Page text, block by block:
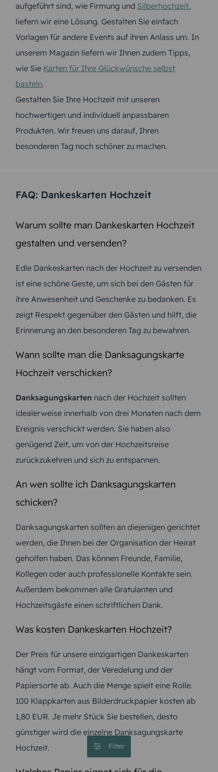
Filter
aufgeführt sind, wie Firmung und Silberhochzeit,
liefern wir eine Lösung. Gestalten Sie einfach
Vorlagen für andere Events auf ihren Anlass um. In
unserem Magazin liefern wir Ihnen zudem Tipps,
wie Sie Karten für Ihre Glückwünsche selbst
basteln.
Gestalten Sie Ihre Hochzeit mit unseren
hochwertigen und individuell anpassbaren
Produkten. Wir freuen uns darauf, Ihren
besonderen Tag noch schöner zu machen.
FAQ: Dankeskarten Hochzeit
Warum sollte man Dankeskarten Hochzeit
gestalten und versenden?
Edle Dankeskarten nach der Hochzeit zu versenden
ist eine schöne Geste, um sich bei den Gästen für
ihre Anwesenheit und Geschenke zu bedanken. Es
zeigt Respekt gegenüber den Gästen und hilft, die
Erinnerung an den besonderen Tag zu bewahren.
Wann sollte man die Danksagungskarte
Hochzeit verschicken?
Danksagungskarten nach der Hochzeit sollten
idealerweise innerhalb von drei Monaten nach dem
Ereignis verschickt werden. Sie haben also
genügend Zeit, um von der Hochzeitsreise
zurückzukehren und sich zu entspannen.
An wen sollte ich Danksagungskarten
schicken?
Danksagungskarten sollten an diejenigen gerichtet
werden, die Ihnen bei der Organisation der Heirat
geholfen haben. Das können Freunde, Familie,
Kollegen oder auch professionelle Kontakte sein.
Außerdem bekommen alle Gratulanten und
Hochzeitsgäste einen schriftlichen Dank.
Was kosten Dankeskarten Hochzeit?
Der Preis für unsere einzigartigen Dankeskarten
hängt vom Format, der Veredelung und der
Papiersorte ab. Auch die Menge spielt eine Rolle.
100 Klappkarten aus Bilderdruckpapier kosten ab
1,80 EUR. Je mehr Stück Sie bestellen, desto
günstiger wird die einzelne Danksagungskarte
Hochzeit.